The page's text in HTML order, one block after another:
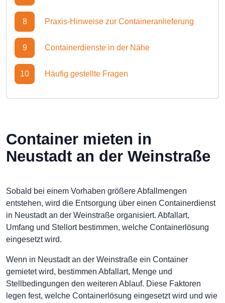
8 Praxis-Hinweise zur Containeranlieferung
9 Containerdienste in der Nähe
10 Häufig gestellte Fragen
Container mieten in
Neustadt an der Weinstraße
Sobald bei einem Vorhaben größere Abfallmengen
entstehen, wird die Entsorgung über einen Containerdienst
in Neustadt an der Weinstraße organisiert. Abfallart,
Umfang und Stellort bestimmen, welche Containerlösung
eingesetzt wird.
Wenn in Neustadt an der Weinstraße ein Container
gemietet wird, bestimmen Abfallart, Menge und
Stellbedingungen den weiteren Ablauf. Diese Faktoren
legen fest, welche Containerlösung eingesetzt wird und wie